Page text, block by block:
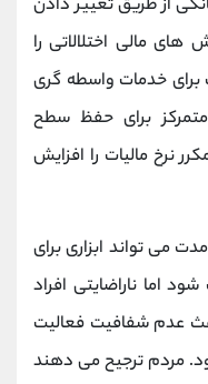
از طریق تغییر دادن
مالی اختلالاتی را
برای خدمات واسطه گری
برای حفظ سطح
نرخ مالیات را افزایش
می تواند ابزاری برای
اما ناراضایتی افراد
عدم شفافیت فعالیت
مردم ترجیح می دهند